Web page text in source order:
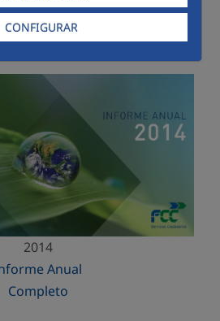
CONFIGURAR
2014
Anual
Completo